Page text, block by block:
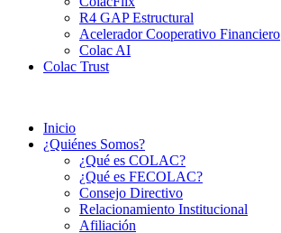
R4 GAP Estructural
Acelerador Cooperativo Financiero
Colac AI
Colac Trust
Inicio
¿Quiénes Somos?
¿Qué es COLAC?
¿Qué es FECOLAC?
Consejo Directivo
Relacionamiento Institucional
Afiliación